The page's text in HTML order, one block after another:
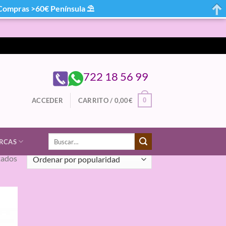
722 18 56 99
ACCEDER CARRITO / 0,00€ 0
Buscar
Ordenado
por
>60€ Península ⛱